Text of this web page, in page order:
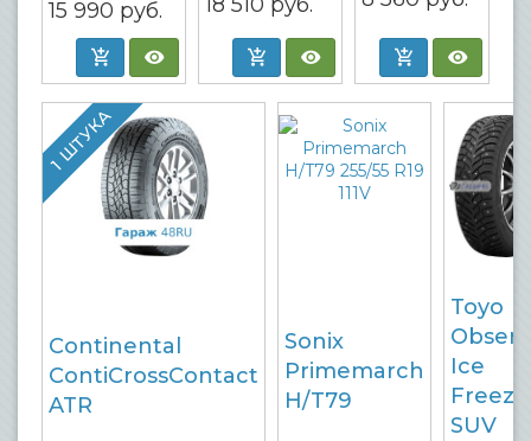
15 990 руб.
1 ШТУКА
Continental
ContiCrossContact
ATR
Sonix
Primemarch
H/T79
Toyo
Ice
SUV